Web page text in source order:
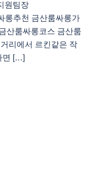
원팀장
롱추천 금산룸싸롱가
산룸싸롱코스 금산룸
리에서 르킨같은 작
면 […]